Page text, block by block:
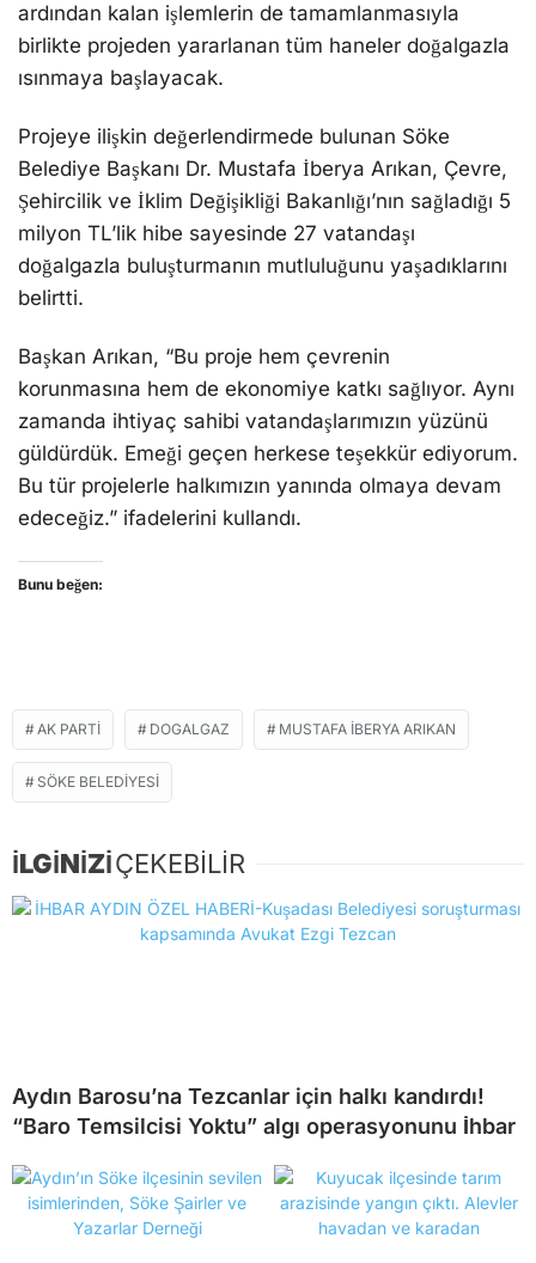
ardından kalan işlemlerin de tamamlanmasıyla
birlikte projeden yararlanan tüm haneler doğalgazla
ısınmaya başlayacak.
Projeye ilişkin değerlendirmede bulunan Söke
Belediye Başkanı Dr. Mustafa İberya Arıkan, Çevre,
Şehircilik ve İklim Değişikliği Bakanlığı’nın sağladığı 5
milyon TL’lik hibe sayesinde 27 vatandaşı
doğalgazla buluşturmanın mutluluğunu yaşadıklarını
belirtti.
Başkan Arıkan, “Bu proje hem çevrenin
korunmasına hem de ekonomiye katkı sağlıyor. Aynı
zamanda ihtiyaç sahibi vatandaşlarımızın yüzünü
güldürdük. Emeği geçen herkese teşekkür ediyorum.
Bu tür projelerle halkımızın yanında olmaya devam
edeceğiz.” ifadelerini kullandı.
Bunu beğen:
AK PARTI DOGALGAZ MUSTAFA İBERYA ARIKAN
SÖKE BELEDIYESI
İLGİNİZİÇEKEBİLİR
Aydın Barosu’na Tezcanlar için halkı kandırdı!
“Baro Temsilcisi Yoktu” algı operasyonunu İhbar